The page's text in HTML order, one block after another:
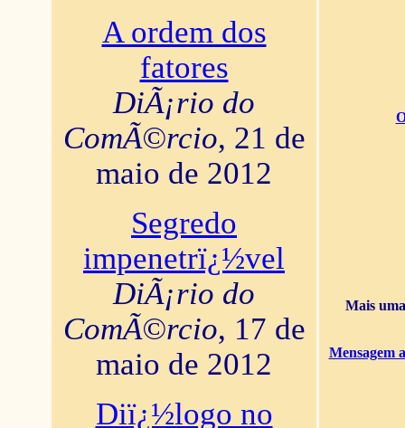
A ordem dos
fatores
DiÃ¡rio do
ComÃ©rcio, 21 de
maio de 2012
Segredo
impenetrï¿½vel
DiÃ¡rio do
ComÃ©rcio, 17 de
maio de 2012
Diï¿½logo no
Mais
Mensagem